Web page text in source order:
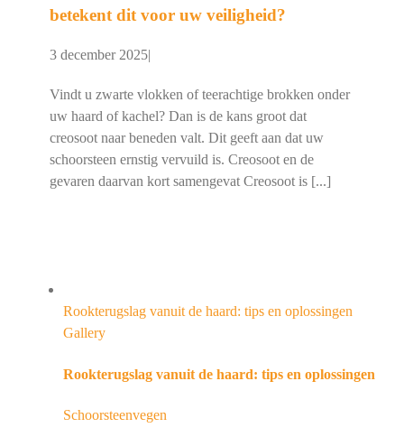
betekent dit voor uw veiligheid?
3 december 2025|
Vindt u zwarte vlokken of teerachtige brokken onder
uw haard of kachel? Dan is de kans groot dat
creosoot naar beneden valt. Dit geeft aan dat uw
schoorsteen ernstig vervuild is. Creosoot en de
gevaren daarvan kort samengevat Creosoot is [...]
Rookterugslag vanuit de haard: tips en oplossingen
Gallery
Rookterugslag vanuit de haard: tips en oplossingen
Schoorsteenvegen